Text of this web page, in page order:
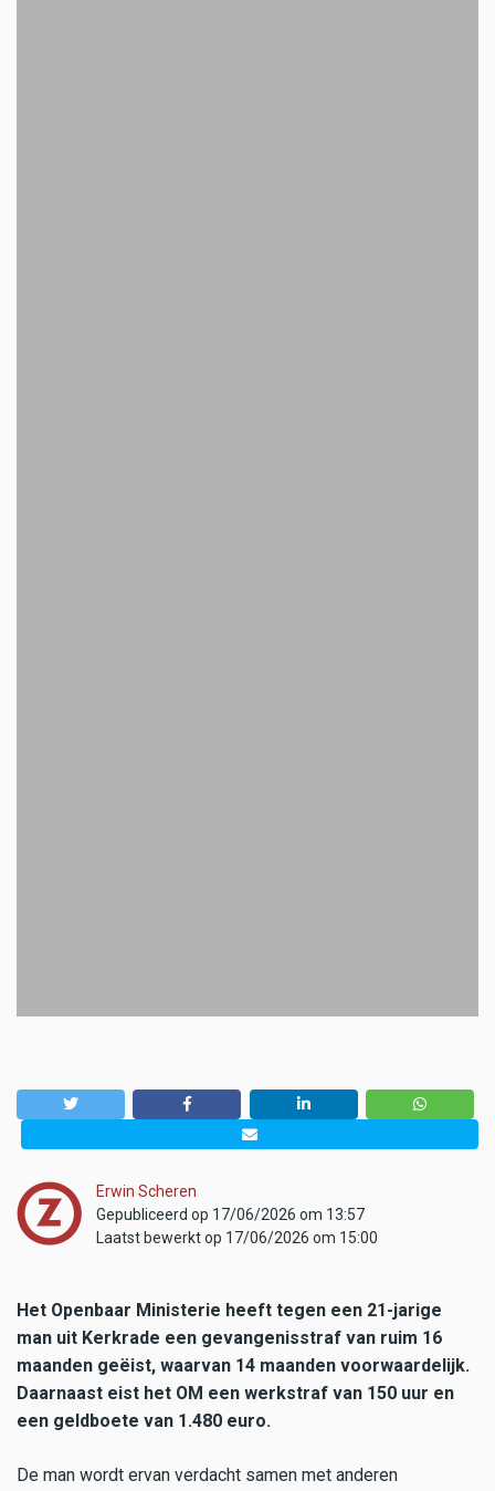
Erwin Scheren
Gepubliceerd op 17/06/2026 om 13:57
Laatst bewerkt op 17/06/2026 om 15:00
Het Openbaar Ministerie heeft tegen een 21-jarige
man uit Kerkrade een gevangenisstraf van ruim 16
maanden geëist, waarvan 14 maanden voorwaardelijk.
Daarnaast eist het OM een werkstraf van 150 uur en
een geldboete van 1.480 euro.
De man wordt ervan verdacht samen met anderen